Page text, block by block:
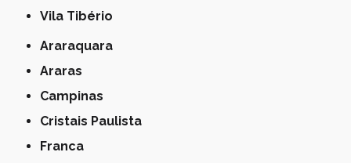
Vila Tibério
Araraquara
Araras
Campinas
Cristais Paulista
Franca